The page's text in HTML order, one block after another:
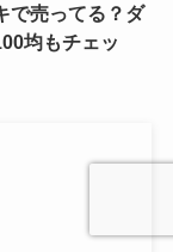
で売ってる？ダ
均もチェッ